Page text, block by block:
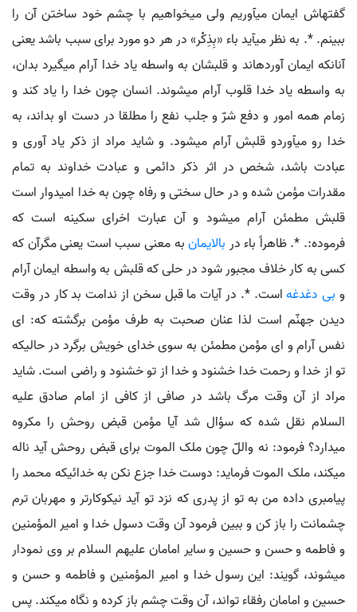
گفته‏اش ایمان می‏آوریم ولی می‏خواهیم با چشم خود ساختن آن را
ببینم. *. به نظر می‏آید باء «بِذِکْر» در هر دو مورد برای سبب باشد یعنی
آنانکه ایمان آورده‏اند و قلبشان به واسطه یاد خدا آرام می‏گیرد بدان،
به واسطه یاد خدا قلوب آرام می‏شوند. انسان چون خدا را یاد کند و
زمام همه امور و دفع شرّ و جلب نفع را مطلقا در دست او بداند، به
خدا رو می‏آوردو قلبش آرام می‏شود. و شاید مراد از ذکر یاد آوری و
عبادت باشد، شخص در اثر ذکر دائمی و عبادت خداوند به تمام
مقدرات مؤمن شده و در حال سختی و رفاه چون به خدا امیدوار است
قلبش مطمئن آرام می‏شود و آن عبارت اخرای سکینه است که
فرموده:. *. ظاهراً باء در بالایمانبه معنی سبب است یعنی مگرآن که
کسی به کار خلاف مجبور شود در حلی که قلبش به واسطه ایمان آرام
و بی دغدغهاست. *. در آیات ما قبل سخن از ندامت بد کار در وقت
دیدن جهنّم است لذا عنان صحبت به طرف مؤمن برگشته که: ای
نفس آرام و ای مؤمن مطمئن به سوی خدای خویش برگرد در حالیکه
تو از خدا و رحمت خدا خشنود و خدا از تو خشنود و راضی است. شاید
مراد از آن وقت مرگ باشد در صافی از کافی از امام صادق علیه
السلام نقل شده که سؤال شد آیا مؤمن قبض روحش را مکروه
می‏دارد؟ فرمود: نه واللّ چون ملک الموت برای قبض روحش آید ناله
می‏کند، ملک الموت فرماید: دوست خدا جزع نکن به خدائیکه محمد را
پیامبری داده من به تو از پدری که نزد تو آید نیکوکارتر و مهربان ترم
چشمانت را باز کن و ببین فرمود آن وقت دسول خدا و امیر المؤمنین
و فاطمه و حسن و حسین و سایر امامان علیهم السلام بر وی نمودار
می‏شوند، گویند: این رسول خدا و امیر المؤمنین و فاطمه و حسن و
حسین و امامان رفقاء تواند، آن وقت چشم باز کرده و نگاه می‏کند. پس